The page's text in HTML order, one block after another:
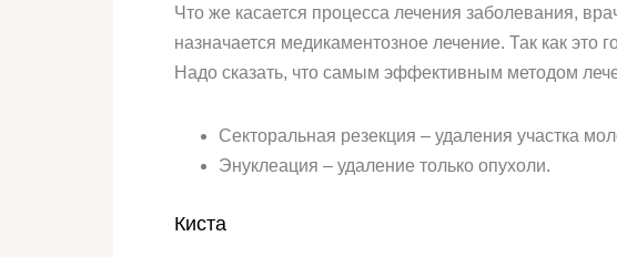
Что же касается процесса лечения заболевания,
назначается медикаментозное лечение. Так как
Надо сказать, что самым эффективным методом
Секторальная резекция – удаления участка
Энуклеация – удаление только опухоли.
Киста